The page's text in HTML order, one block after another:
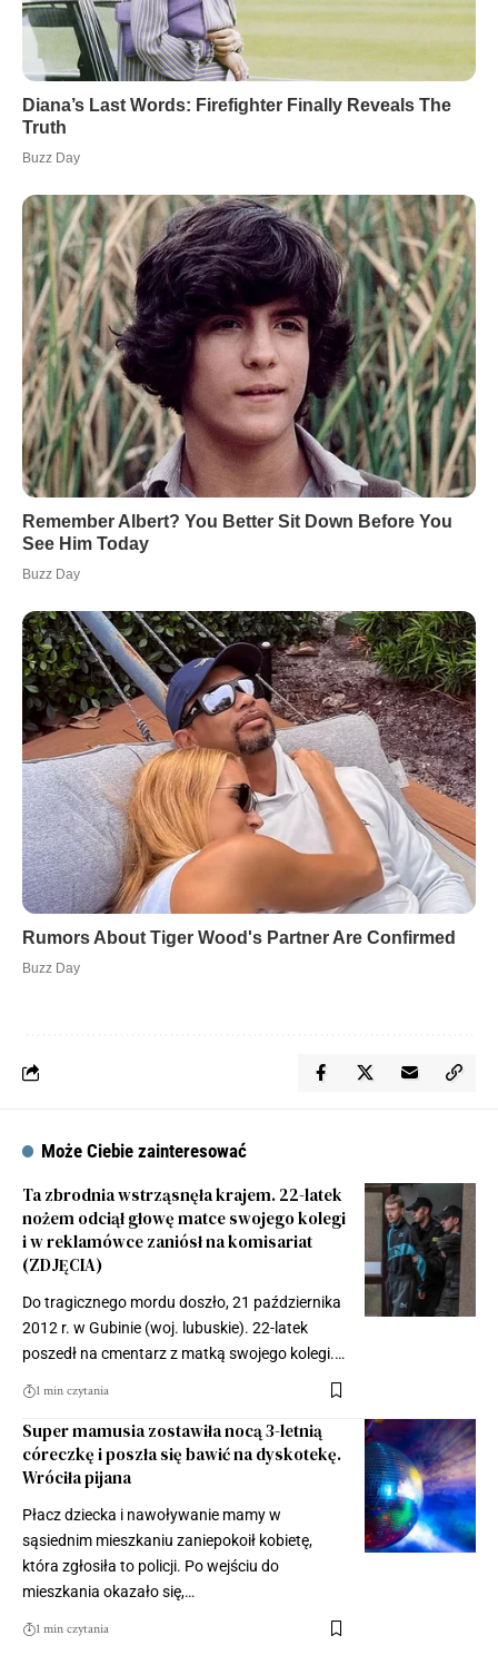
Może Ciebie zainteresować
Ta zbrodnia wstrząsnęła krajem. 22-latek
nożem odciął głowę matce swojego kolegi
i w reklamówce zaniósł na komisariat
(ZDJĘCIA)
Do tragicznego mordu doszło, 21 października
2012 r. w Gubinie (woj. lubuskie). 22-latek
poszedł na cmentarz z matką swojego kolegi.…
1 min czytania
Super mamusia zostawiła nocą 3-letnią
córeczkę i poszła się bawić na dyskotekę.
Wróciła pijana
Płacz dziecka i nawoływanie mamy w
sąsiednim mieszkaniu zaniepokoił kobietę,
która zgłosiła to policji. Po wejściu do
mieszkania okazało się,…
1 min czytania